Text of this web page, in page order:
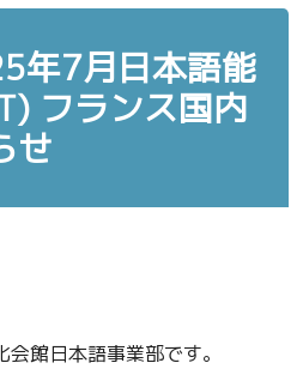
年7月日本語能
フランス国内
せ
館日本語事業部です。